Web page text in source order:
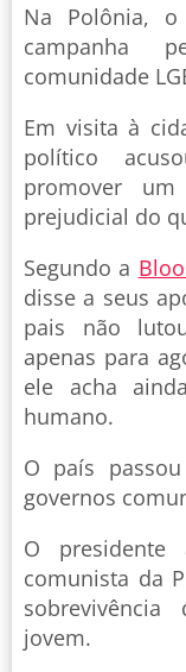
Na Polônia, o
campanha
comunidade
Em visita à
político
promover
prejudicial do
Segundo a
disse a seus
pais não
apenas para
ele acha
humano.
O país
governos
O
comunista da
jovem.